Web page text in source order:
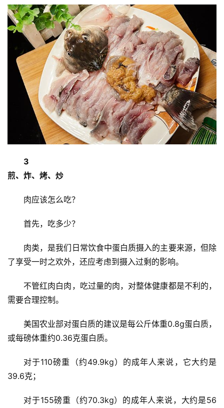
血
管
中
设
心
健
问
区
3
煎、炸、烤、炒
肉应该怎么吃？
首先，吃多少？
肉类，是我们日常饮食中蛋白质摄入的主要来源，但除
了享受一时之欢外，还应考虑到摄入过剩的影响。
不管红肉白肉，吃过量的肉，对整体健康都是不利的，
需要合理控制。
美国农业部对蛋白质的建议是每公斤体重0.8g蛋白质，
或每磅体重约0.36克蛋白质。
对于110磅重（约49.9kg）的成年人来说，它大约是
39.6克；
对于155磅重（约70.3kg）的成年人来说，大约是56